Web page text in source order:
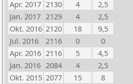
Apr. 2017 2130 4
2,5
Jan. 2017 2129 4
2,5
Okt. 2016 2120 18
9,5
Jul. 2016
2116 0
0
Apr. 2016 2116 5
4,5
Jan. 2016 2084 4
2,5
Okt. 2015 2077 15
8